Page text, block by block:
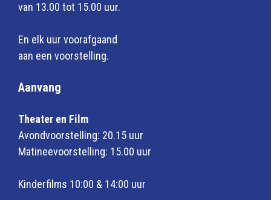
van 13.00 tot 15.00 uur.
En elk uur voorafgaand
aan een voorstelling.
Aanvang
Theater en Film
Avondvoorstelling: 20.15 uur
Matineevoorstelling: 15.00 uur
Kinderfilms 10:00 & 14:00 uur